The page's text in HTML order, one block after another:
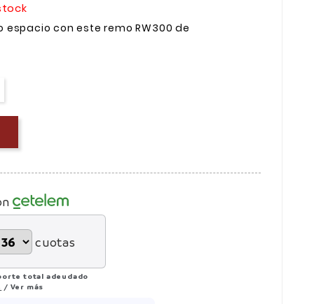
con este remo RW300 de
cuotas
total adeudado
/ Ver más